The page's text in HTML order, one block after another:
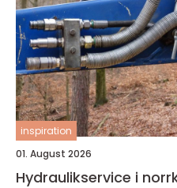
inspiration
01. August 2026
Hydraulikservice i norrköping